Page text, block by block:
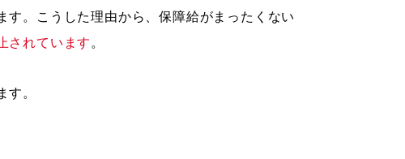
。こうした理由から、保障給がまったくない
されています 。
す。